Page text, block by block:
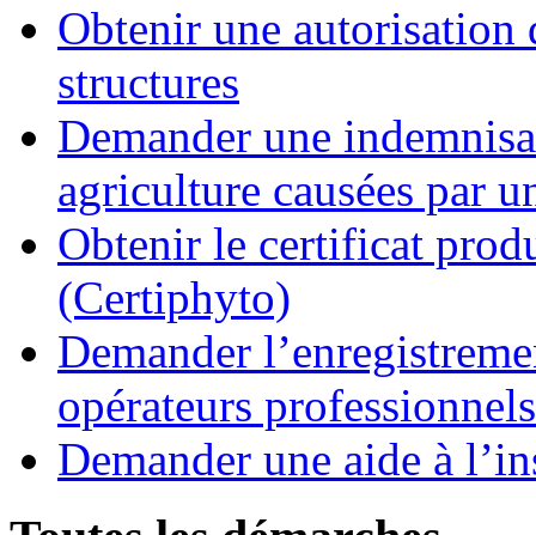
Obtenir une autorisation
structures
Demander une
agriculture causées par
Obtenir le certificat
(Certiphyto)
Demander
opérateurs professionnels
Demander une aide à